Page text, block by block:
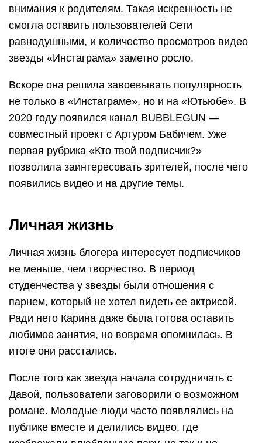
внимания к родителям. Такая искренность не
смогла оставить пользователей Сети
равнодушными, и количество просмотров видео
звезды «Инстаграма» заметно росло.
Вскоре она решила завоевывать популярность
не только в «Инстаграме», но и на «Ютьюбе». В
2020 году появился канал BUBBLEGUN —
совместный проект с Артуром Бабичем. Уже
первая рубрика «Кто твой подписчик?»
позволила заинтересовать зрителей, после чего
появились видео и на другие темы.
Личная жизнь
Личная жизнь блогера интересует подписчиков
не меньше, чем творчество. В период
студенчества у звезды были отношения с
парнем, который не хотел видеть ее актрисой.
Ради него Карина даже была готова оставить
любимое занятия, но вовремя опомнилась. В
итоге они расстались.
После того как звезда начала сотрудничать с
Давой, пользователи заговорили о возможном
романе. Молодые люди часто появлялись на
публике вместе и делились видео, где